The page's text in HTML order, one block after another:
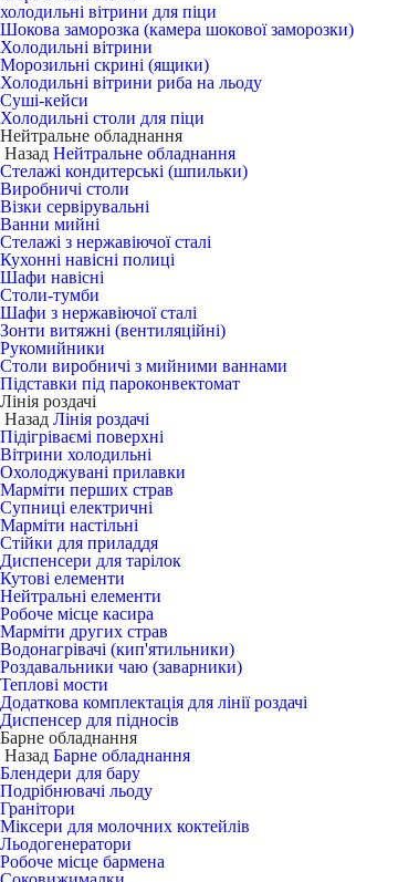
холодильні вітрини для піци
Шокова заморозка (камера шокової заморозки)
Холодильні вітрини
Морозильні скрині (ящики)
Холодильні вітрини риба на льоду
Суші-кейси
Холодильні столи для піци
Нейтральне обладнання
Назад Нейтральне обладнання
Стелажі кондитерські (шпильки)
Виробничі столи
Візки сервірувальні
Ванни мийні
Стелажі з нержавіючої сталі
Кухонні навісні полиці
Шафи навісні
Столи-тумби
Шафи з нержавіючої сталі
Зонти витяжні (вентиляційні)
Рукомийники
Столи виробничі з мийними ваннами
Підставки під пароконвектомат
Лінія роздачі
Назад Лінія роздачі
Підігріваємі поверхні
Вітрини холодильні
Охолоджувані прилавки
Марміти перших страв
Супниці електричні
Марміти настільні
Стійки для приладдя
Диспенсери для тарілок
Кутові елементи
Нейтральні елементи
Робоче місце касира
Марміти других страв
Водонагрівачі (кип'ятильники)
Роздавальники чаю (заварники)
Теплові мости
Додаткова комплектація для лінії роздачі
Диспенсер для підносів
Барне обладнання
Назад Барне обладнання
Блендери для бару
Подрібнювачі льоду
Гранітори
Міксери для молочних коктейлів
Льодогенератори
Робоче місце бармена